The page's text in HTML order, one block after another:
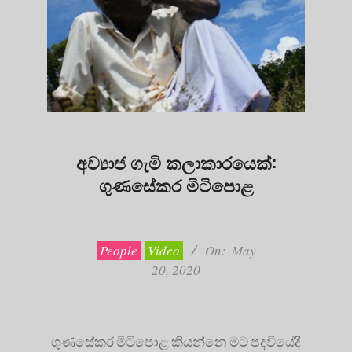
අව්‍යාජ ගැමි කලාකාරයෙක්:
ගුණසේකර මිටිපොළ
People Video On: May
20, 2020
ගුණසේකර මිටිපොළ කියන්නෙ මට පදවියේදී